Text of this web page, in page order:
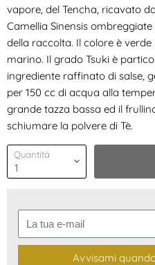
vapore, del Tencha, ricavato
Camellia Sinensis
della raccolta. Il colore è
marino. Il grado Tsuki è
ingrediente raffinato di salse,
per 150 cc di acqua alla
grande tazza bassa ed il
schiumare la polvere di Tè.
Quantità
Avvisami